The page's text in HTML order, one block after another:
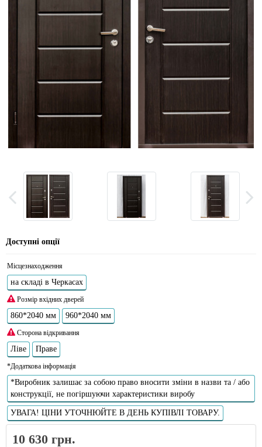
Доступні опції
Місцезнаходження
на складі в Черкасах
Розмір вхідних дверей
860*2040 мм 960*2040 мм
Сторона відкривання
Ліве Праве
*Додаткова інформація
*Виробник залишає за собою право вносити зміни в назви та / або
конструкції, не погіршуючи характеристики виробу
УВАГА! ЦІНИ УТОЧНЮЙТЕ В ДЕНЬ КУПІВЛІ ТОВАРУ.
10 630 грн.